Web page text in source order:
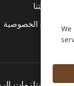
استدامتنا
سياسة الخصوصية